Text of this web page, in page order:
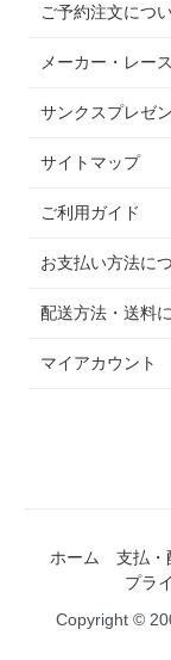
ご予約注文につ
メーカー・レー
サンクスプレゼ
サイトマップ
ご利用ガイド
お支払い方法に
配送方法・送料
マイアカウント
ホーム 支払・
プラ
Copyright ©